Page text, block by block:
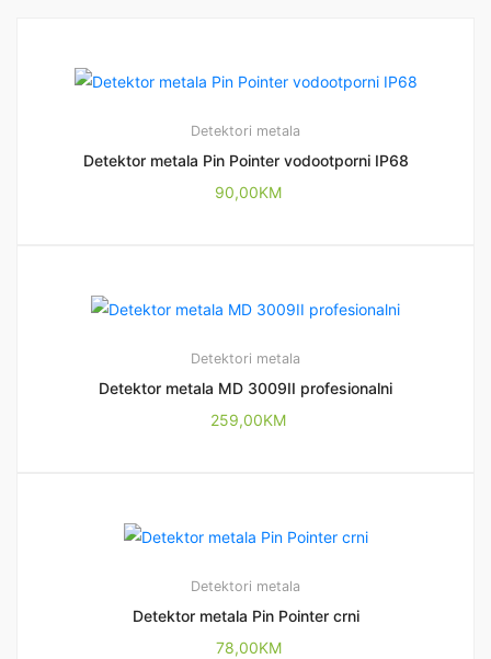
Detektori metala
Detektor metala Pin Pointer vodootporni IP68
90,00KM
Detektori metala
Detektor metala MD 3009II profesionalni
259,00KM
Detektori metala
Detektor metala Pin Pointer crni
78,00KM